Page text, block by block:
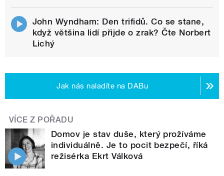
John Wyndham: Den trifidů. Co se stane,
když většina lidí přijde o zrak? Čte Norbert
Lichý
Jak nás naladíte na DABu
VÍCE Z POŘADU
Domov je stav duše, který prožíváme
individuálně. Je to pocit bezpečí, říká
režisérka Ekrt Válková